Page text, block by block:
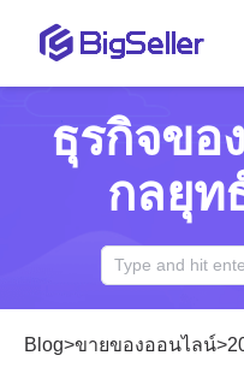
ธุรกิจขอ
กลยุท
Blog>ขายของออนไลน์>